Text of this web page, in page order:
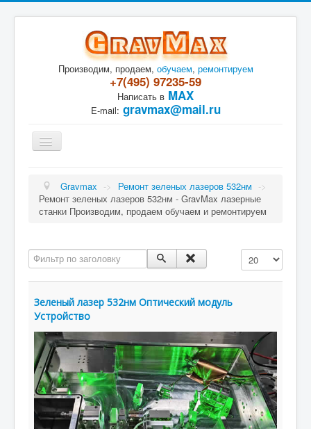
Производим, продаем, обучаем, ремонтируем
+7(495) 97235-59
Написать в MAX
E-mail: gravmax@mail.ru
Toggle
Navigation
Лазерная резка
Лазерные граверы
Лазерные источники
Задать ?
Gravmax -> Ремонт зеленых лазеров 532нм ->
Ремонт зеленых лазеров 532нм - GravMax лазерные
станки Производим, продаем обучаем и ремонтируем
Фильтр по заголовку Кол-во строк:
Зеленый лазер 532нм Оптический модуль
Устройство